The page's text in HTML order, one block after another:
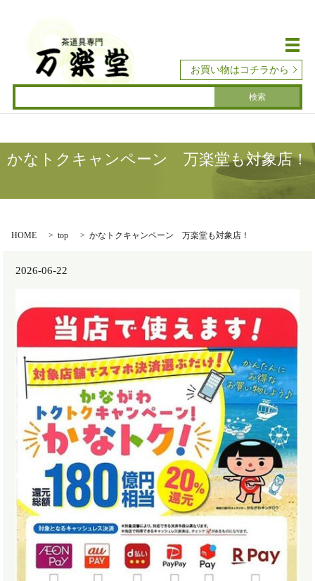
メ
お買い物はコチラから
かなトクキャンペーン 万楽堂も対象店！
HOME top かなトクキャンペーン 万楽堂も対象店！
2026-06-22